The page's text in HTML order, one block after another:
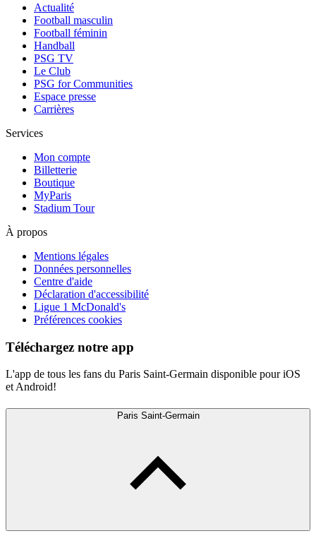
Actualité
Football masculin
Football féminin
Handball
PSG TV
Le Club
PSG for Communities
Espace presse
Carrières
Services
Mon compte
Billetterie
Boutique
MyParis
Stadium Tour
À propos
Mentions légales
Données personnelles
Centre d'aide
Déclaration d'accessibilité
Ligue 1 McDonald's
Préférences cookies
Téléchargez notre app
L'app de tous les fans du Paris Saint-Germain disponible pour iOS
et Android!
Paris Saint-Germain